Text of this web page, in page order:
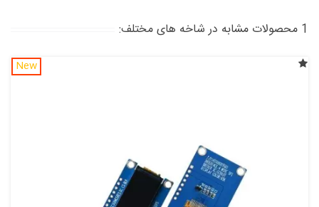
1 محصولات مشابه در شاخه های مختلف:
New